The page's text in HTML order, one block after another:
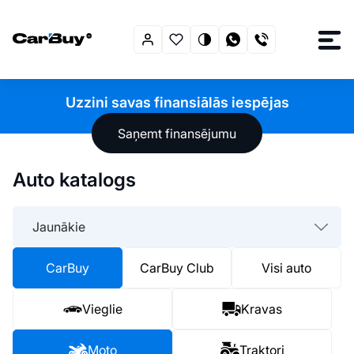
Uzzini savas finansiālās iespējas
Saņemt finansējumu
Auto katalogs
Jaunākie
CarBuy CarBuy Club Visi auto
Vieglie Kravas
Moto Traktori